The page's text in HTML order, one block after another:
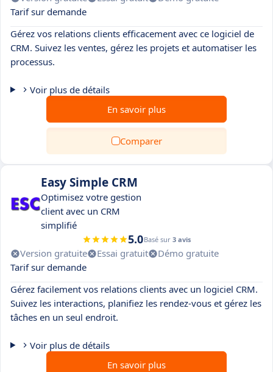
Tarif sur demande
Gérez vos relations clients efficacement avec ce logiciel de
CRM. Suivez les ventes, gérez les projets et automatiser les
processus.
Voir plus de détails
En savoir plus
Comparer
Easy Simple CRM
Optimisez votre gestion
client avec un CRM
simplifié
5.0Basé sur 3 avis
Version gratuite Essai gratuit
Démo gratuite
Tarif sur demande
Gérez facilement vos relations clients avec un logiciel CRM.
Suivez les interactions, planifiez les rendez-vous et gérez les
tâches en un seul endroit.
Voir plus de détails
En savoir plus